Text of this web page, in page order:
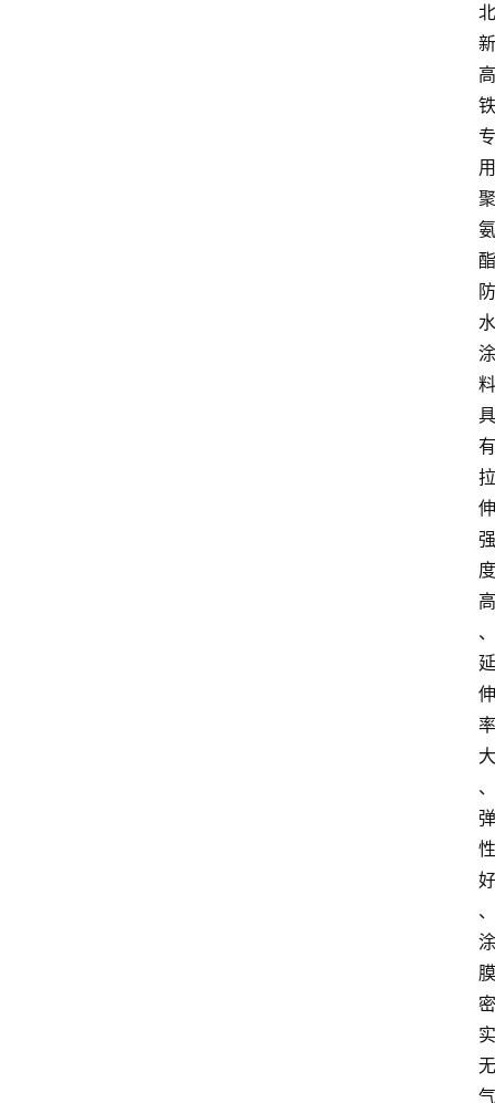
北
新
高
铁
专
用
聚
氨
酯
防
水
涂
料
具
有
拉
伸
强
度
高
、
延
伸
率
大
、
弹
性
好
、
涂
膜
密
实
无
气